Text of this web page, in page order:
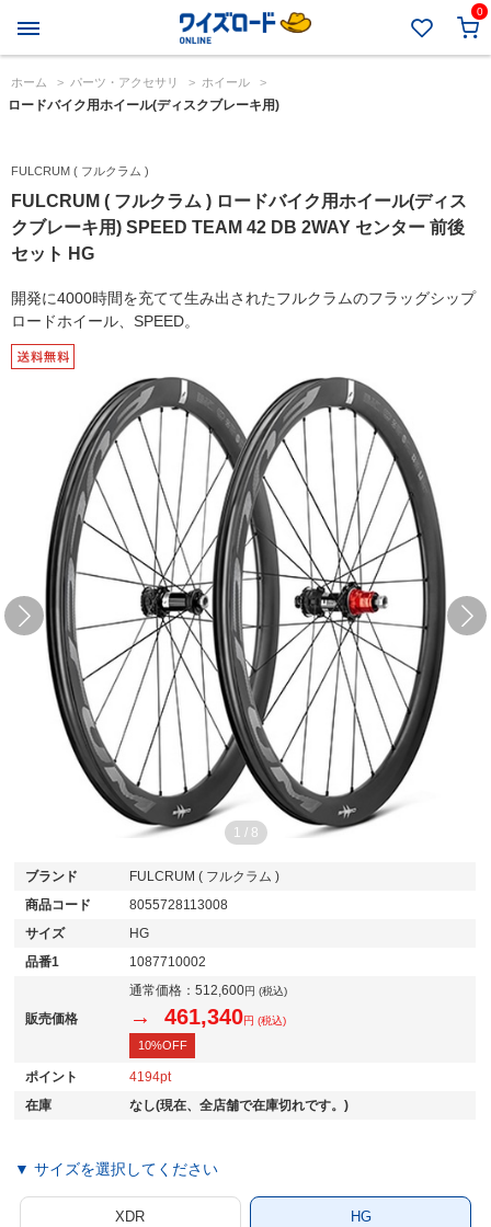
0
ホーム > パーツ・アクセサリ > ホイール >
ロードバイク用ホイール(ディスクブレーキ用)
FULCRUM ( フルクラム )
FULCRUM ( フルクラム ) ロードバイク用ホイール(ディス
クブレーキ用) SPEED TEAM 42 DB 2WAY センター 前後
セット HG
開発に4000時間を充てて生み出されたフルクラムのフラッグシップ
ロードホイール、SPEED。
1 / 8
ブランド
FULCRUM ( フルクラム )
商品コード
8055728113008
サイズ
HG
品番1
1087710002
販売価格
通常価格：512,600円 (税込)
→ 461,340円 (税込)
10%OFF
ポイント
4194
在庫
なし(現在、全店舗で在庫切れです。)
▼ サイズを選択してください
XDR HG